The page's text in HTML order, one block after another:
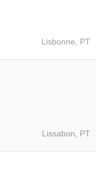
Lisbonne, PT
Lissabon, PT